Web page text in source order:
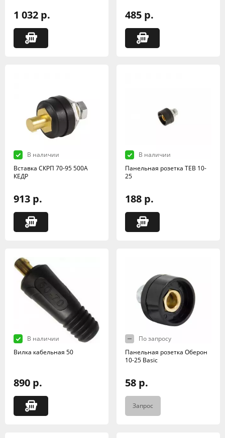
1 032 р. 485 р.
В наличии
Вставка СКРП 70-95 500А
КЕДР
913 р.
В наличии
Панельная розетка TEB 10-
25
188 р.
В наличии
Вилка кабельная 50
890 р.
По запросу
Панельная розетка Оберон
10-25 Basic
58 р.
Запрос